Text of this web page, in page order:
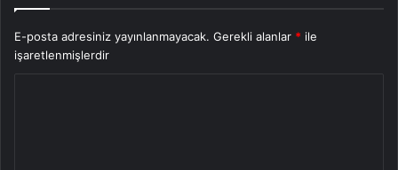
E-posta adresiniz yayınlanmayacak. Gerekli alanlar * ile
işaretlenmişlerdir